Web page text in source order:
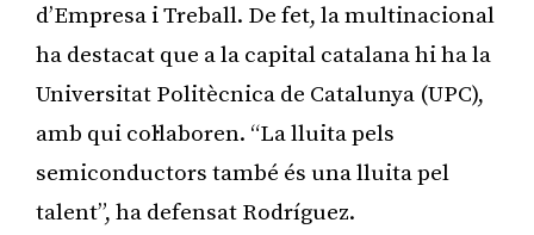
d’Empresa i Treball. De fet, la multinacional
ha destacat que a la capital catalana hi ha la
Universitat Politècnica de Catalunya (UPC),
amb qui col·laboren. “La lluita pels
semiconductors també és una lluita pel
talent”, ha defensat Rodríguez.